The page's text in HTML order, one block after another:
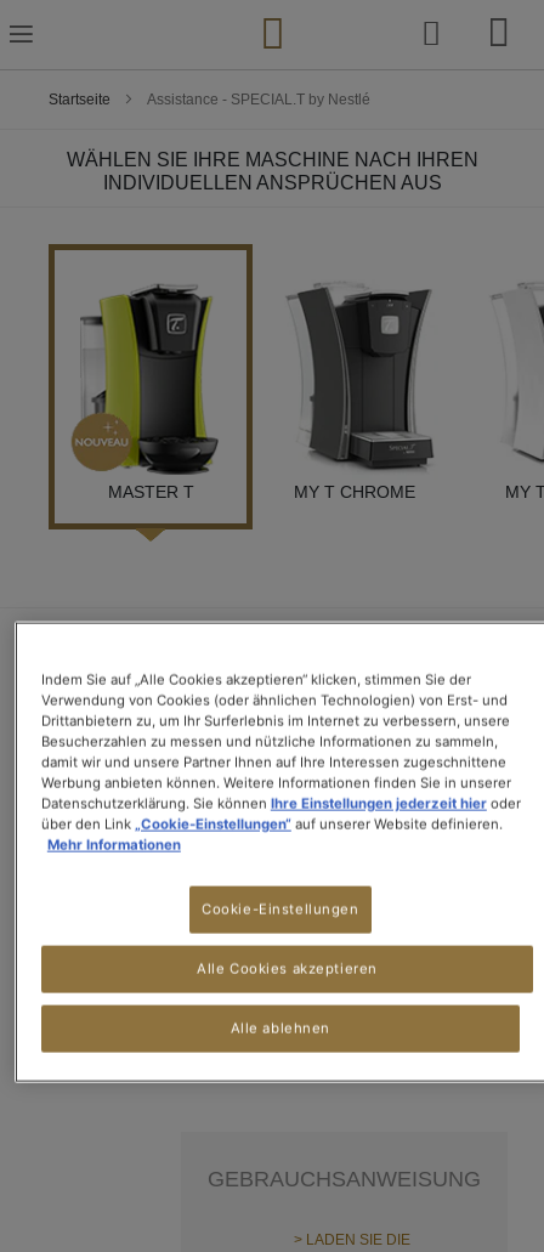
Inhalt
springen
Startseite Assistance - SPECIAL.T by Nestlé
WÄHLEN SIE IHRE MASCHINE NACH IHREN
INDIVIDUELLEN ANSPRÜCHEN AUS
MASTER T MY T CHROME MY
OFT GESTELLTE
FRAGEN
Meine Maschine
lässt sich nicht in
Betrieb nehmen,
was soll ich tun?
Filter“ leuchtet,
was soll ich tun?
Wie kann ich die
personalisieren?
GEBRAUCHSANWEISUNG
> LADEN SIE DIE
Indem Sie auf „Alle Cookies akzeptieren“ klicken, stimmen Sie der
Verwendung von Cookies (oder ähnlichen Technologien) von Erst- und
Drittanbietern zu, um Ihr Surferlebnis im Internet zu verbessern, unsere
Besucherzahlen zu messen und nützliche Informationen zu sammeln,
damit wir und unsere Partner Ihnen auf Ihre Interessen zugeschnittene
Werbung anbieten können. Weitere Informationen finden Sie in unserer
Datenschutzerklärung. Sie können Ihre Einstellungen jederzeit hieroder
über den Link „Cookie-Einstellungen“auf unserer Website definieren.
Mehr Informationen
Cookie-Einstellungen
Alle ablehnen
Alle Cookies akzeptieren